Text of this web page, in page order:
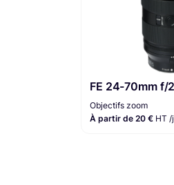
FE 24-70mm f/
Objectifs zoom
À partir de 20 € HT /